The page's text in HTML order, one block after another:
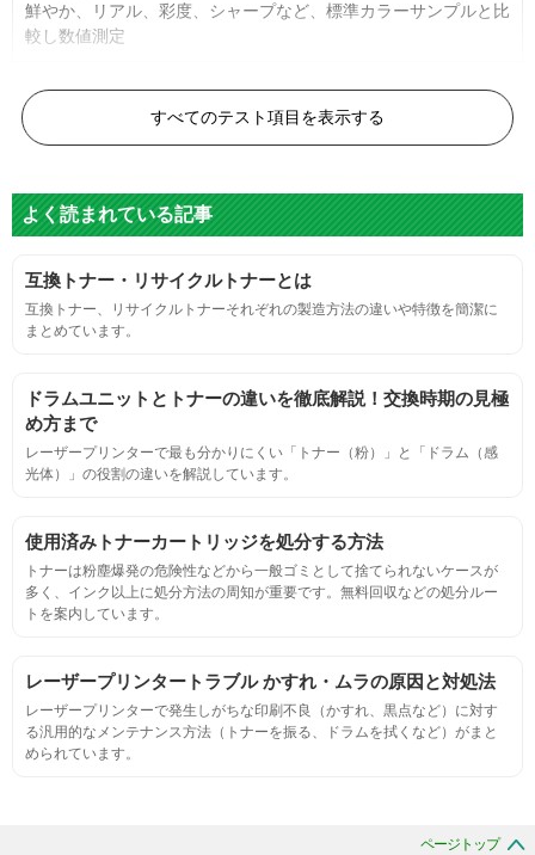
鮮やか、リアル、彩度、シャープなど、標準カラーサンプルと比
較し数値測定
グレースケール
目視検査にて数値測定
連続印刷時の安定した印刷枚数測定
定着度
摩擦試験機で濃度値を測定
適合性
生涯印刷
すべてのテスト項目を表示する
よく読まれている記事
互換トナー・リサイクルトナーとは
互換トナー、リサイクルトナーそれぞれの製造方法の違いや特徴を簡潔に
まとめています。
ドラムユニットとトナーの違いを徹底解説！交換時期の見極
め方まで
レーザープリンターで最も分かりにくい「トナー（粉）」と「ドラム（感
光体）」の役割の違いを解説しています。
使用済みトナーカートリッジを処分する方法
トナーは粉塵爆発の危険性などから一般ゴミとして捨てられないケースが
多く、インク以上に処分方法の周知が重要です。無料回収などの処分ルー
トを案内しています。
レーザープリンタートラブル かすれ・ムラの原因と対処法
レーザープリンターで発生しがちな印刷不良（かすれ、黒点など）に対す
る汎用的なメンテナンス方法（トナーを振る、ドラムを拭くなど）がまと
められています。
ページトップ